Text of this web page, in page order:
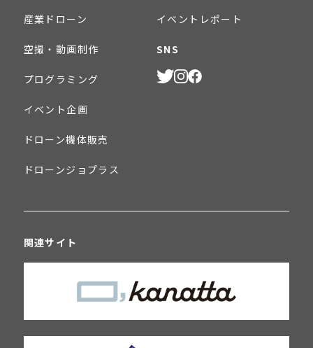
産業ドローン
空撮・動画制作
プログラミング
イベント企画
ドローン機体販売
ドローンジョプラス
イベントレポート
SNS
関連サイト